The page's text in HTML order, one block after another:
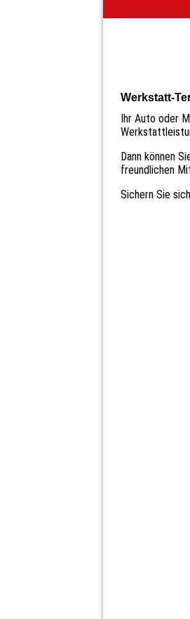
Werkstatt-
Ihr Auto oder
Dann können
freundlichen
Sichern Sie